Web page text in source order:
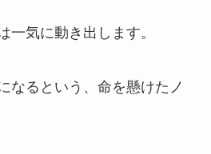
一気に動き出します。
なるという、命を懸けたノ